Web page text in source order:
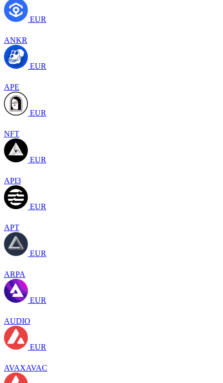
EUR
ANKR
EUR
APE
EUR
NFT
EUR
API3
EUR
APT
EUR
ARPA
EUR
AUDIO
EUR
AVAXAVAC